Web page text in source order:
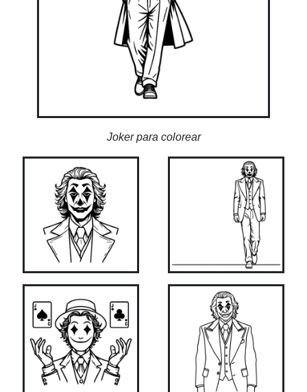
Joker para colorear